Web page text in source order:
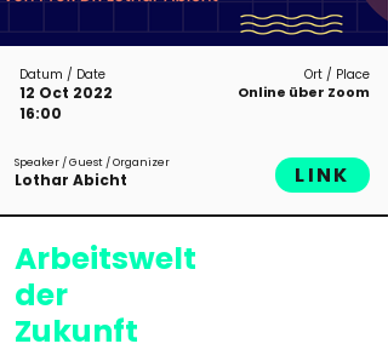
Datum / Date
12 Oct 2022
Ort / Place
Online über Zoom
16:00
Speaker / Guest / Organizer
Lothar Abicht LINK
Arbeitswelt
der
Zukunft